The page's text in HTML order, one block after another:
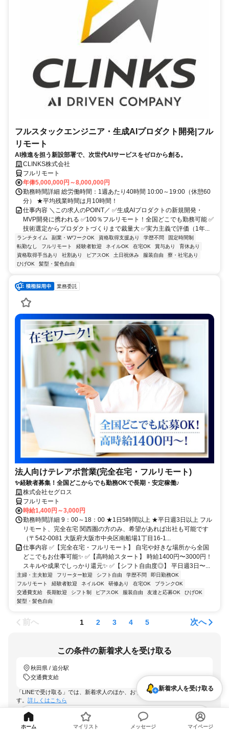
フルスタックエンジニア・生成AIプロダクト開発|フル
リモート
AI推進を担う新設部署で、次世代AIサービスをゼロから創る。
CLINKS株式会社
フルリモート
年俸5,000,000円～8,000,000円
勤務時間詳細 総労働時間：1週あたり40時間 10:00～19:00（休憩60
分） ★平均残業時間は月10時間！
仕事内容 ＼この求人のPOINT／ ✅生成AIプロダクトの新規開発・
MVP開発に携われる ✅100％フルリモート！全国どこでも勤務可能 ✅
技術選定からプロダクトづくりまで裁量大 ✅実力主義で評価（1年...
ランチタイム 副業・WワークOK 資格取得支援あり 学歴不問
固定時間制
転勤なし
フルリモート 経験者歓迎 ネイルOK 在宅OK 賞与あり
育休あり
資格取得手当あり
社割あり ピアスOK 土日祝休み 服装自由
寮・社宅あり
ひげOK
髪型・髪色自由
業務委託
法人向けテレアポ営業(完全在宅・フルリモート)
✨経験者募集！全国どこからでも勤務OKで長期・安定稼働♪
株式会社セグロス
フルリモート
時給1,400円～3,000円
勤務時間詳細 9：00～18：00 ★1日5時間以上 ★平日週3日以上 フル
リモート、完全在宅 関西圏の方のみ、希望があれば出社も可能です
（〒542-0081 大阪府大阪市中央区南船場1丁目16-1...
仕事内容 ✅【完全在宅・フルリモート】 自宅や好きな場所から全国
どこでもお仕事可能✨ ✅【高時給スタート】 時給1400円〜3000円！
スキルや成果でしっかり還元✨ ✅【シフト自由度◎】 平日週3日〜...
主婦・主夫歓迎 フリーター歓迎 シフト自由 学歴不問
即日勤務OK
フルリモート
経験者歓迎 ネイルOK 研修あり 在宅OK
ブランクOK
交通費支給
長期歓迎 シフト制 ピアスOK 服装自由 友達と応募OK
ひげOK
髪型・髪色自由
前へ 1 2 3 4 5 次へ
この条件の新着求人を受け取る
秋田県 / 追分駅
交通費支給
「LINEで受け取る」では、新着求人のほか、おすすめ情報なども配信しま
す。 詳しくはこちら
LINEで受け取る
新着求人を受け取る
ホーム マイリスト メッセージ マイページ